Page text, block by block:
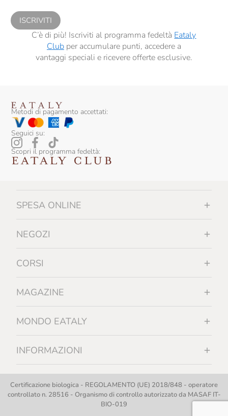
ISCRIVITI
C’è di più! Iscriviti al programma fedeltà Eataly
Clubper accumulare punti, accedere a
vantaggi speciali e ricevere offerte esclusive.
Metodi di pagamento accettati:
Seguici su:
Scopri il programma fedeltà:
SPESA ONLINE
NEGOZI
CORSI
MAGAZINE
MONDO EATALY
INFORMAZIONI
Certificazione biologica - REGOLAMENTO (UE) 2018/848 - operatore
controllato n. 28516 - Organismo di controllo autorizzato da MASAF IT-
BIO-019